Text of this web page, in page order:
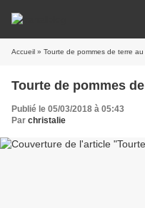
Accueil » Tourte de pommes de terre au
Tourte de pommes
Publié le 05/03/2018 à 05:43
Par christalie